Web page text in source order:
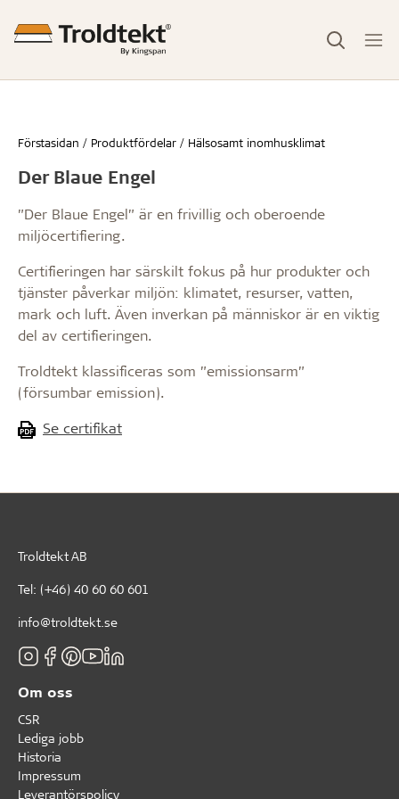
Förstasidan Produktfördelar Hälsosamt inomhusklimat
Der Blaue Engel
”Der Blaue Engel” är en frivillig och oberoende
miljöcertifiering.
Certifieringen har särskilt fokus på hur produkter och
tjänster påverkar miljön: klimatet, resurser, vatten,
mark och luft. Även inverkan på människor är en viktig
del av certifieringen.
Troldtekt klassificeras som ”emissionsarm”
(försumbar emission).
Se certifikat
Troldtekt AB
Tel: (+46) 40 60 60 601
info@troldtekt.se
Om oss
CSR
Lediga jobb
Historia
Impressum
Leverantörspolicy